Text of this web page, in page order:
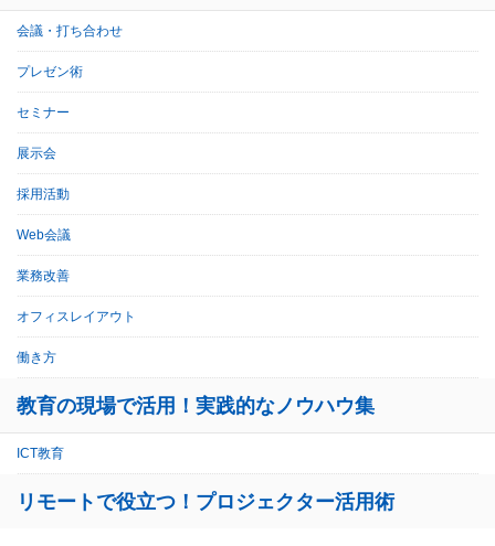
会議・打ち合わせ
プレゼン術
セミナー
展示会
採用活動
Web会議
業務改善
オフィスレイアウト
働き方
教育の現場で活用！実践的なノウハウ集
ICT教育
リモートで役立つ！プロジェクター活用術